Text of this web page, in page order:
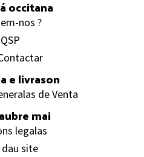
occitana
nos ?
QSP
e livrason
de Venta
mai
legalas
dau site